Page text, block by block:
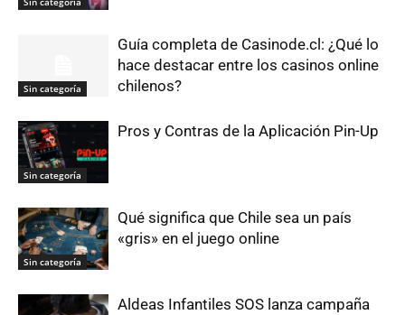
Sin categoría
Guía completa de Casinode.cl: ¿Qué lo
hace destacar entre los casinos online
chilenos?
Sin categoría
Pros y Contras de la Aplicación Pin-Up
Sin categoría
Qué significa que Chile sea un país
«gris» en el juego online
Aldeas Infantiles SOS lanza campaña